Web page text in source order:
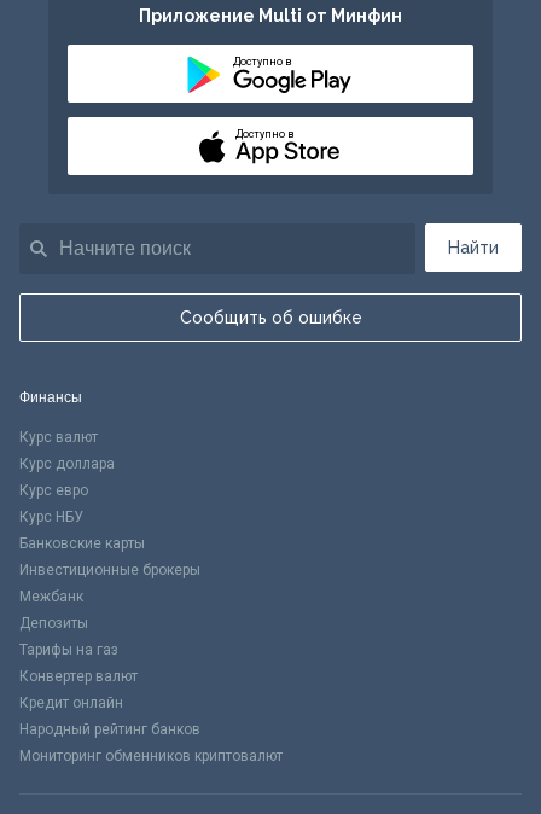
Найти
Сообщить об ошибке
Приложение Multi от Минфин
Доступно в
Доступно в
Финансы
Курс валют
Курс доллара
Курс евро
Курс НБУ
Банковские карты
Инвестиционные брокеры
Межбанк
Депозиты
Тарифы на газ
Конвертер валют
Кредит онлайн
Народный рейтинг банков
Мониторинг обменников криптовалют